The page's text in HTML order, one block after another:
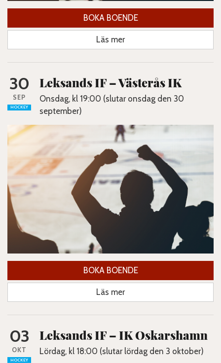
BOKA BOENDE
Läs mer
30
SEP
HOCKEY
Leksands IF – Västerås IK
Onsdag, kl 19:00 (slutar onsdag den 30
september)
BOKA BOENDE
Läs mer
03
OKT
HOCKEY
Leksands IF – IK Oskarshamn
Lördag, kl 18:00 (slutar lördag den 3 oktober)